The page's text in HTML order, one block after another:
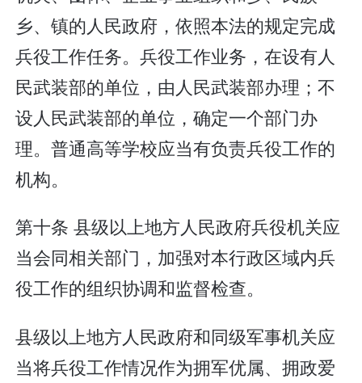
乡、镇的人民政府，依照本法的规定完成
兵役工作任务。兵役工作业务，在设有人
民武装部的单位，由人民武装部办理；不
设人民武装部的单位，确定一个部门办
理。普通高等学校应当有负责兵役工作的
机构。
第十条 县级以上地方人民政府兵役机关应
当会同相关部门，加强对本行政区域内兵
役工作的组织协调和监督检查。
县级以上地方人民政府和同级军事机关应
当将兵役工作情况作为拥军优属、拥政爱